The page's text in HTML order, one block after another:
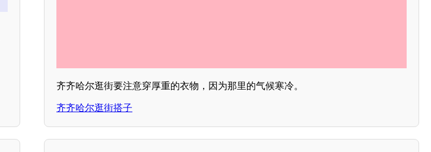
齐齐哈尔逛街要注意穿厚重的衣物，因为那里的气候寒冷。
齐齐哈尔逛街搭子